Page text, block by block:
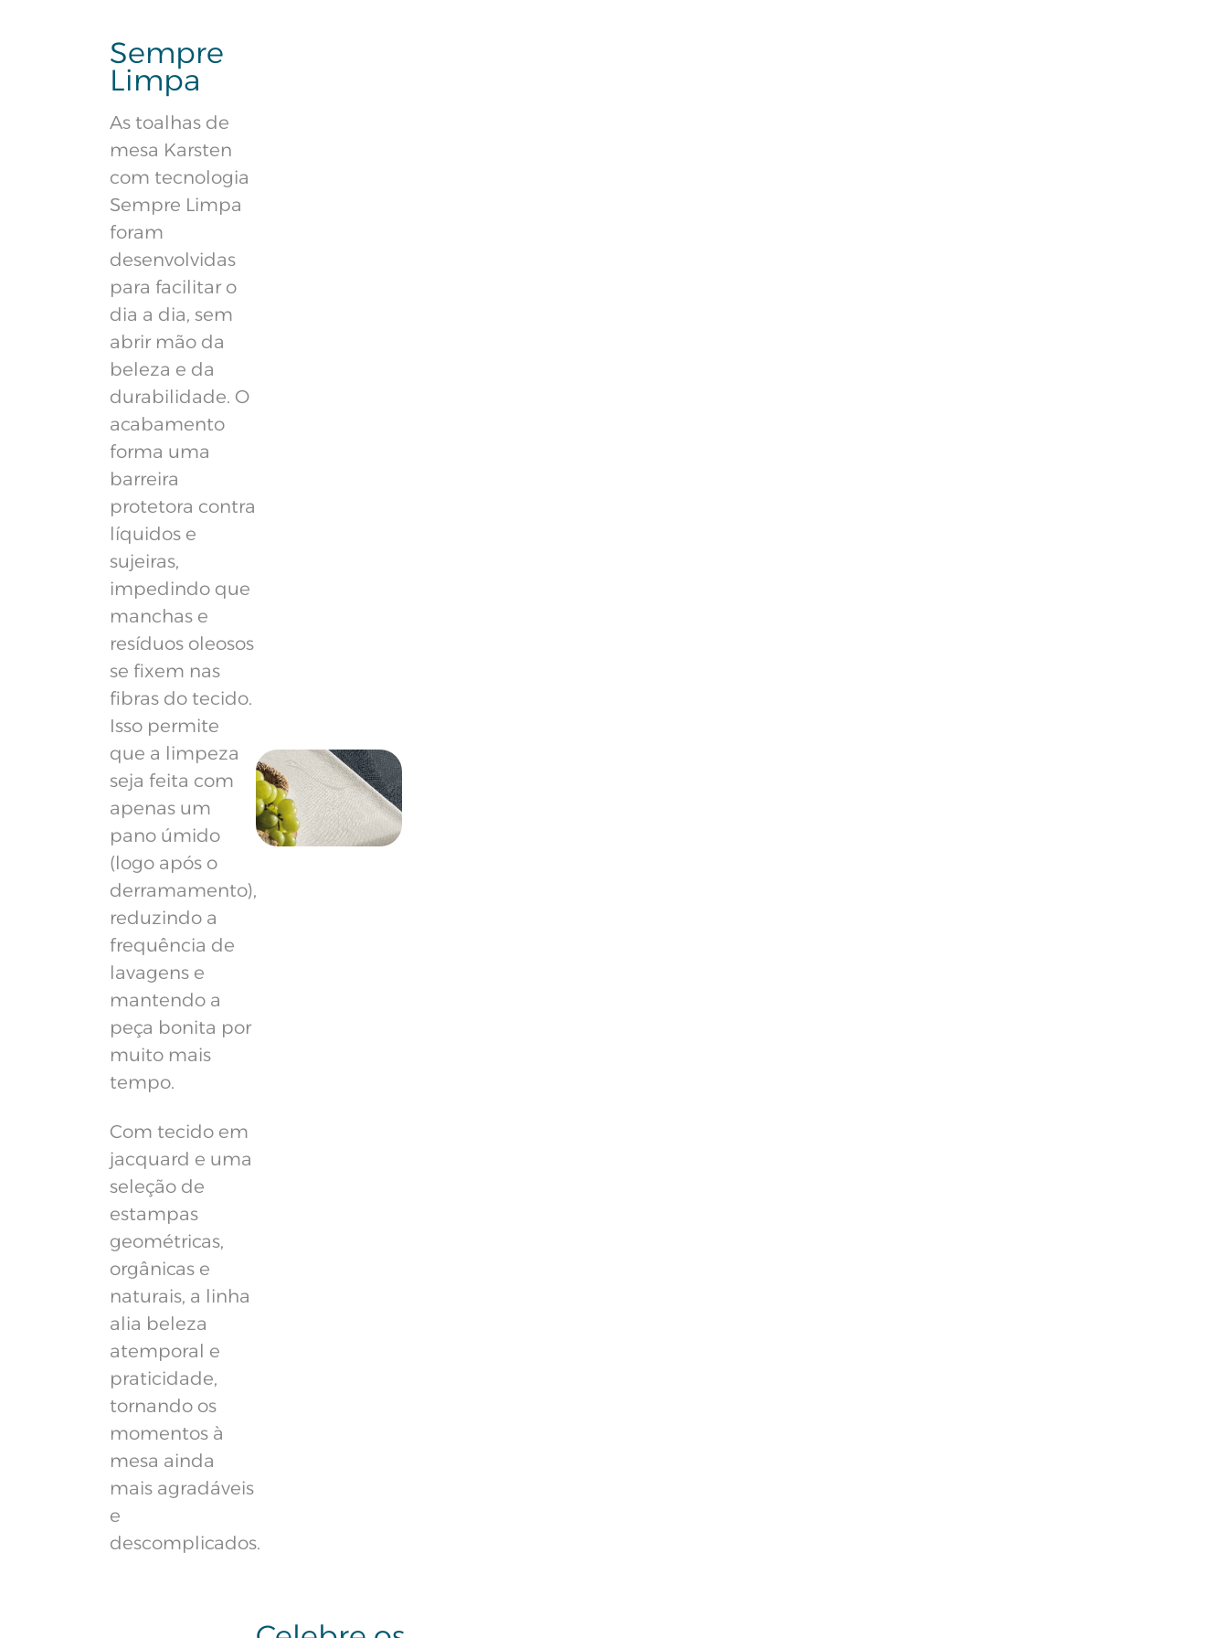
Sempre
Limpa
As toalhas de
mesa Karsten
com tecnologia
Sempre Limpa
foram
desenvolvidas
para facilitar o
dia a dia, sem
abrir mão da
beleza e da
durabilidade. O
acabamento
forma uma
barreira
protetora contra
líquidos e
sujeiras,
impedindo que
manchas e
resíduos oleosos
se fixem nas
fibras do tecido.
Isso permite
que a limpeza
seja feita com
apenas um
pano úmido
(logo após o
derramamento),
reduzindo a
frequência de
lavagens e
mantendo a
peça bonita por
muito mais
tempo.
Com tecido em
jacquard e uma
seleção de
estampas
geométricas,
orgânicas e
naturais, a linha
alia beleza
atemporal e
praticidade,
tornando os
momentos à
mesa ainda
mais agradáveis
e
descomplicados.